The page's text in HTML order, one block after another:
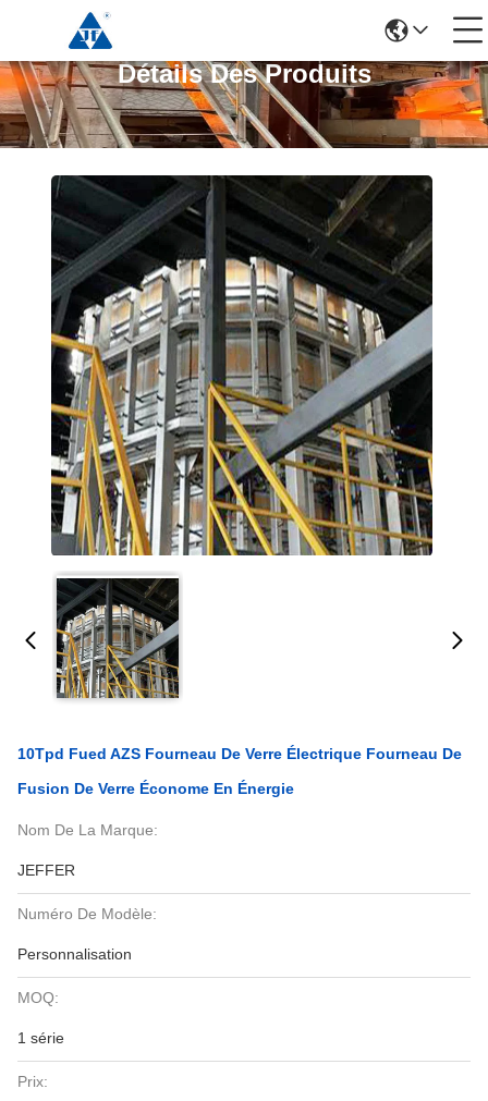
Détails Des Produits
10Tpd Fued AZS Fourneau De Verre Électrique Fourneau De
Fusion De Verre Économe En Énergie
Nom De La Marque:
JEFFER
Numéro De Modèle:
Personnalisation
MOQ:
1 série
Prix: